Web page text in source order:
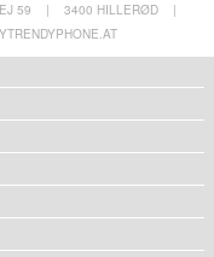
59 | 3400 HILLERØD
|